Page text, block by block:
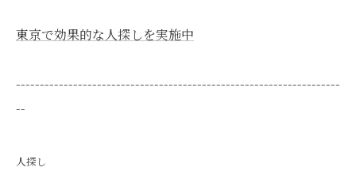
東京で効果的な人探しを実施中
--------------------------------------------------------------------
--
人探し